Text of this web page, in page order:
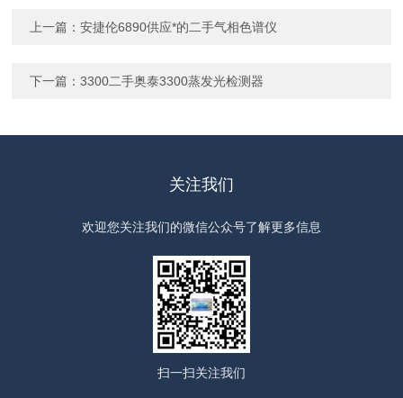
上一篇：安捷伦6890供应*的二手气相色谱仪
下一篇：3300二手奥泰3300蒸发光检测器
关注我们
欢迎您关注我们的微信公众号了解更多信息
扫一扫关注我们